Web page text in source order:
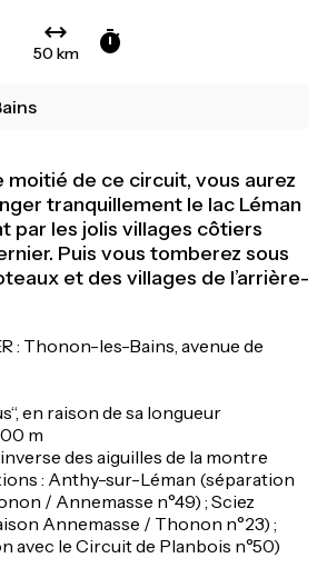
50 km
moitié de ce circuit, vous aurez
tranquillement le lac Léman
par les jolis villages côtiers
Puis vous tomberez sous
et des villages de l’arrière-
: Thonon-les-Bains, avenue de
en raison de sa longueur
m
inverse des aiguilles de la montre
: Anthy-sur-Léman (séparation
/ Annemasse n°49) ; Sciez
Annemasse / Thonon n°23) ;
avec le Circuit de Planbois n°50)